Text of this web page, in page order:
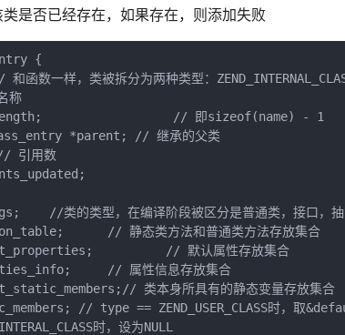
是否已经存在，如果存在，则添加失败
{
函数一样，类被拆分为两种类型：
称
// 即sizeof(name) - 1
*parent; // 继承的父类
引用数
//类的类型，在编译阶段被区分是普通类，接口，抽
// 静态类方法和普通类方法存放集合
// 默认属性存放集合
// 属性信息存放集合
类本身所具有的静态变量存放集合
// type == ZEND_USER_CLASS时，取
时，设为NULL